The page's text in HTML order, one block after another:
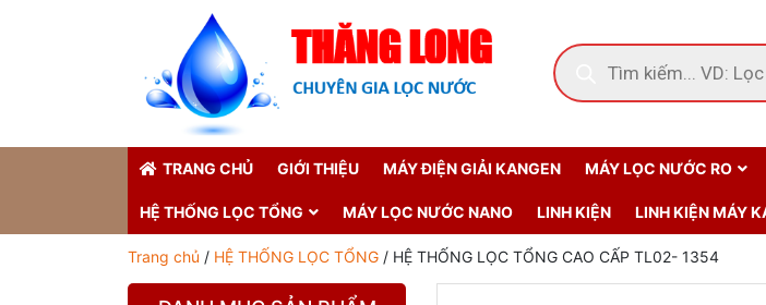
TRANG CHỦ GIỚI THIỆU MÁY ĐIỆN GIẢI KANGEN MÁY LỌC NƯỚC RO
HỆ THỐNG LỌC TỔNG MÁY LỌC NƯỚC NANO LINH KIỆN LINH KIỆN MÁY
Trang chủ / HỆ THỐNG LỌC TỔNG / HỆ THỐNG LỌC TỔNG CAO CẤP TL02- 1354